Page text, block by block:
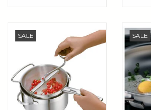
SALE SALE